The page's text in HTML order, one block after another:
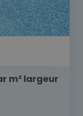
m² largeur